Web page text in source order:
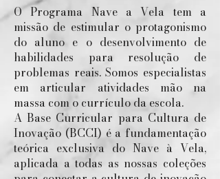
O Programa Nave a Vela tem a
missão de estimular o protagonismo
do aluno e o desenvolvimento de
habilidades para resolução de
problemas reais. Somos especialistas
em articular atividades mão na
massa com o currículo da escola.
A Base Curricular para Cultura de
Inovação (BCCI) é a fundamentação
teórica exclusiva do Nave à Vela,
aplicada a todas as nossas coleções